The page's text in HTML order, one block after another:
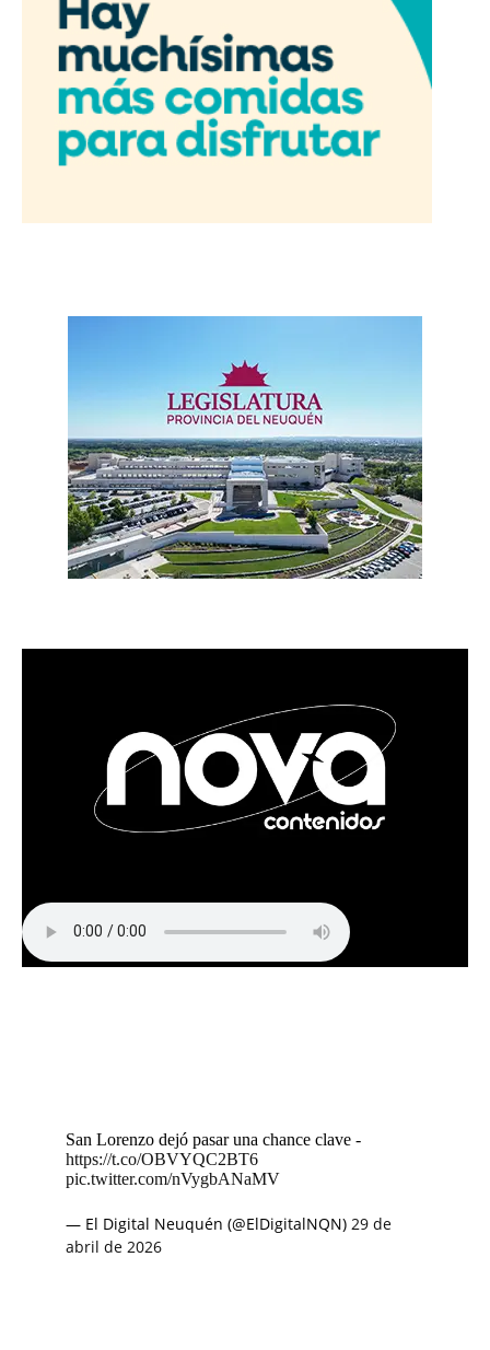
San Lorenzo dejó pasar una chance clave -
https://t.co/OBVYQC2BT6
pic.twitter.com/nVygbANaMV
— El Digital Neuquén (@ElDigitalNQN) 29 de
abril de 2026